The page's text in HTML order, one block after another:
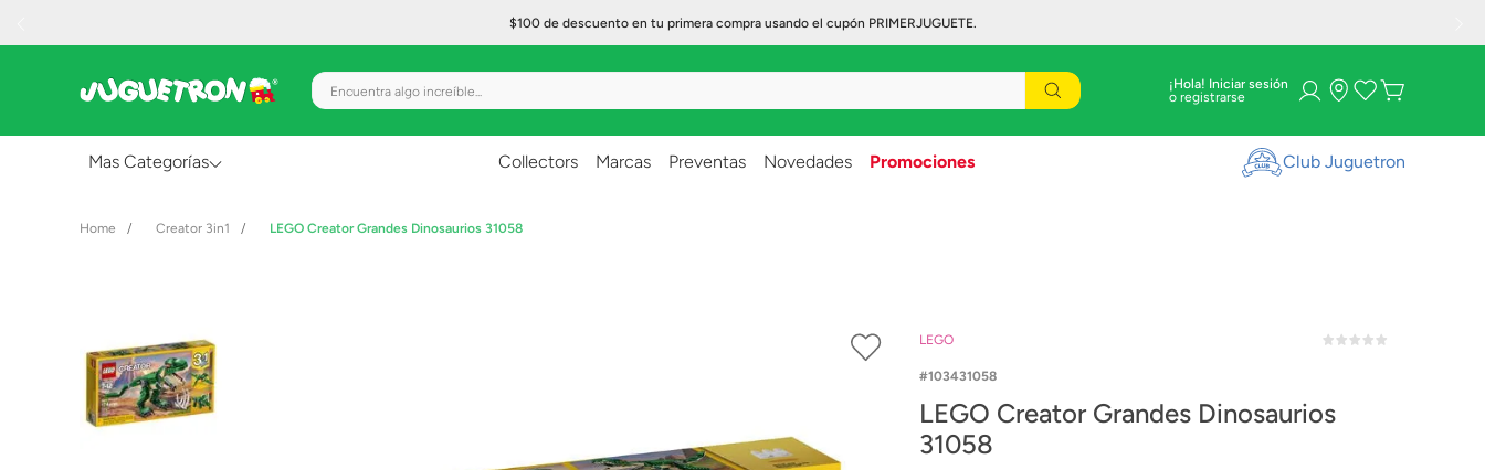
$100 de descuento en tu primera compra usando el cupón PRIMERJUGUETE.
Encuentra algo increíble... ¡Hola! Iniciar sesión
Mas Categorías
Creatividad y Arte
Figuras de Acción
Gadgets y Electrónicos
Collectors Marcas Preventas Novedades Promociones Club Juguetron
Creator 3in1 LEGO Creator Grandes Dinosaurios 31058
LEGO
103431058
LEGO Creator Grandes Dinosaurios
31058